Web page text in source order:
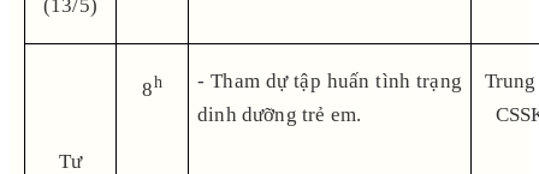
(13/5)
Tư
8h
- Tham dự tập huấn tình trạng
dinh dưỡng trẻ em.